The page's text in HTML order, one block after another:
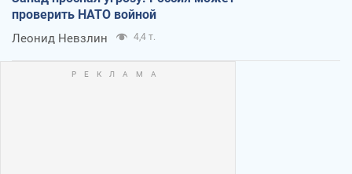
проверить НАТО войной
Леонид Невзлин 4,4 т.